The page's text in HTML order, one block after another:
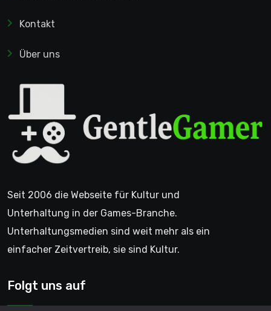
Kontakt
Über uns
Seit 2006 die Webseite für Kultur und
Unterhaltung in der Games-Branche.
Unterhaltungsmedien sind weit mehr als ein
einfacher Zeitvertreib, sie sind Kultur.
Folgt uns auf